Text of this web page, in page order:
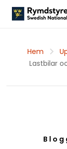
Hem
Lastbilar